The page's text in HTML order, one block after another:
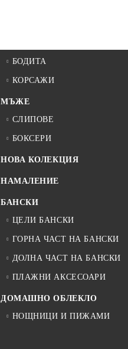
БОДИТА
КОРСАЖИ
МЪЖЕ
СЛИПОВЕ
БОКСЕРИ
НОВА КОЛЕКЦИЯ
НАМАЛЕНИЕ
БАНСКИ
ЦЕЛИ БАНСКИ
ГОРНА ЧАСТ НА БАНСКИ
ДОЛНА ЧАСТ НА БАНСКИ
ПЛАЖНИ АКСЕСОАРИ
ДОМАШНО ОБЛЕКЛО
НОЩНИЦИ И ПИЖАМИ